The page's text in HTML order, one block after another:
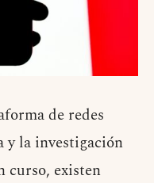
de redes
y la investigación
curso, existen